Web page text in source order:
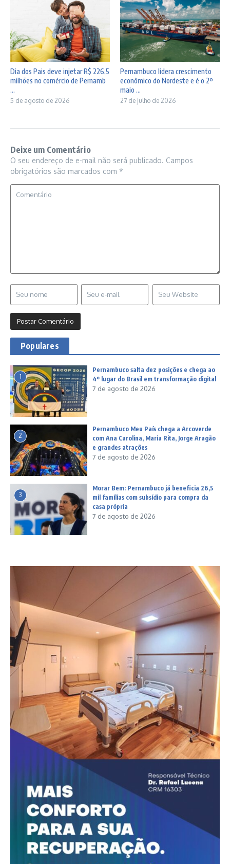
Dia dos Pais deve injetar R$ 226,5
milhões no comércio de Pernamb
...
5 de agosto de 2026
Pernambuco lidera crescimento
econômico do Nordeste e é o 2º
maio ...
27 de julho de 2026
Deixe um Comentário
O seu endereço de e-mail não será publicado. Campos
obrigatórios são marcados com *
Populares
1
Pernambuco salta dez posições e chega ao
4º lugar do Brasil em transformação digital
7 de agosto de 2026
2
Pernambuco Meu País chega a Arcoverde
com Ana Carolina, Maria Rita, Jorge Aragão
e grandes atrações
7 de agosto de 2026
3
Morar Bem: Pernambuco já beneficia 26,5
mil famílias com subsídio para compra da
casa própria
7 de agosto de 2026